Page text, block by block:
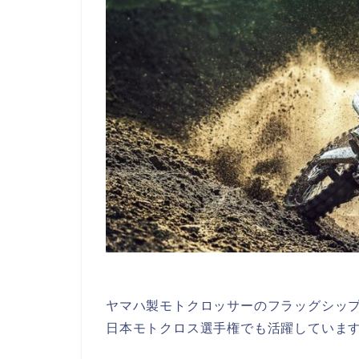
ヤマハ製モトクロッサーのフラッグシッ
日本モトクロス選手権でも活躍していま